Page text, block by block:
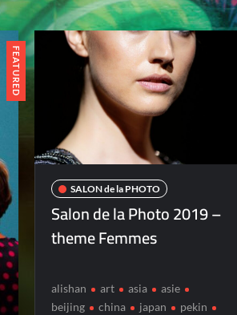
FEATURED
SALON de la PHOTO
Salon de la Photo 2019 –
theme Femmes
alishan art asia
asie
beijing
china japan
pekin